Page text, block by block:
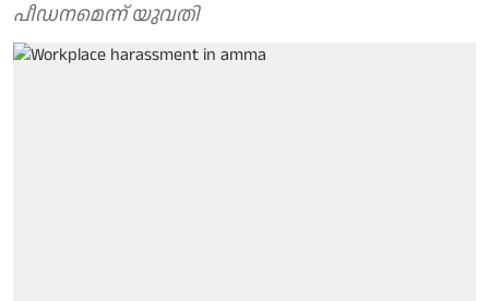
പീഡനമെന്ന് യുവതി